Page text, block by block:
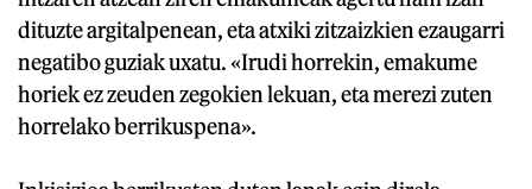
dituzte argitalpenean, eta atxiki zitzaizkien ezaugarri
negatibo guziak uxatu. «Irudi horrekin, emakume
horiek ez zeuden zegokien lekuan, eta merezi zuten
horrelako berrikuspena».